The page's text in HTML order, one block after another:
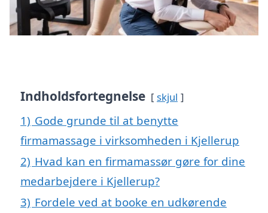
Indholdsfortegnelse skjul
1) Gode grunde til at benytte
firmamassage i virksomheden i Kjellerup
2) Hvad kan en firmamassør gøre for dine
medarbejdere i Kjellerup?
3) Fordele ved at booke en udkørende